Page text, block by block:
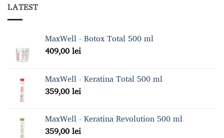
LATEST
MaxWell - Botox Total 500 ml
409,00lei
MaxWell - Keratina Total 500 ml
359,00lei
MaxWell - Keratina Revolution 500 ml
359,00lei